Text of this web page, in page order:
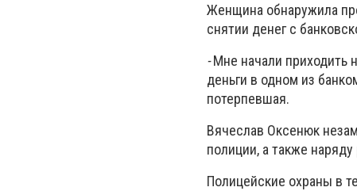
Женщина обнаружила
снятии денег с
-Мне начали приходить
деньги в одном из
потерпевшая.
Вячеслав Оксенюк
полиции, а также
Полицейские охраны в